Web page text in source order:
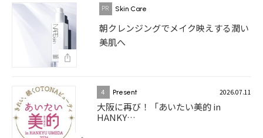
Skin Care
朝クレンジングでメイク映えする潤い
美肌へ
4 Present 2026.07.11
大阪に再び！「あいたい美的 in
HANKY…